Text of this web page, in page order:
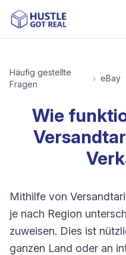
Häufig gestellte
Fragen
› eBay
Wie
Mithilfe von
je nach Region
zuweisen. Dies ist
ganzen Land oder an